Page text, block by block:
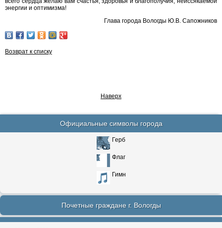
энергии и оптимизма!
Глава города Вологды Ю.В. Сапожников
Возврат к списку
Наверх
Официальные символы города
Герб
Флаг
Гимн
Почетные граждане г. Вологды